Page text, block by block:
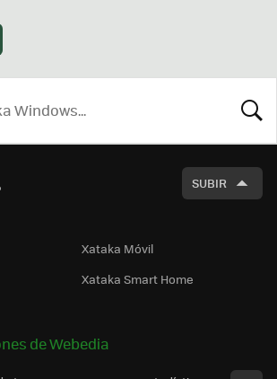
SUBIR
Xataka Móvil
Xataka Smart Home
de Webedia